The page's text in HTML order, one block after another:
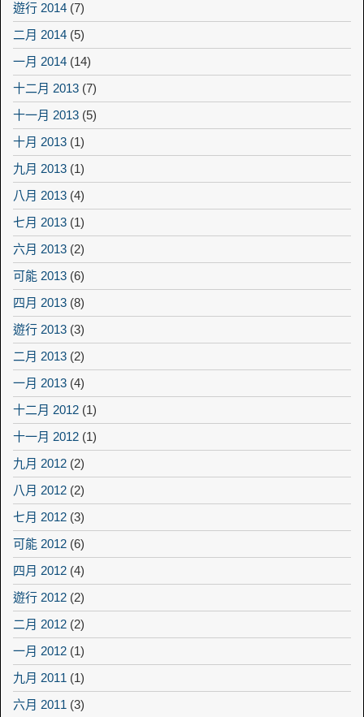
遊行 2014 (7)
二月 2014 (5)
一月 2014 (14)
十二月 2013 (7)
十一月 2013 (5)
十月 2013 (1)
九月 2013 (1)
八月 2013 (4)
七月 2013 (1)
六月 2013 (2)
可能 2013 (6)
四月 2013 (8)
遊行 2013 (3)
二月 2013 (2)
一月 2013 (4)
十二月 2012 (1)
十一月 2012 (1)
九月 2012 (2)
八月 2012 (2)
七月 2012 (3)
可能 2012 (6)
四月 2012 (4)
遊行 2012 (2)
二月 2012 (2)
一月 2012 (1)
九月 2011 (1)
六月 2011 (3)